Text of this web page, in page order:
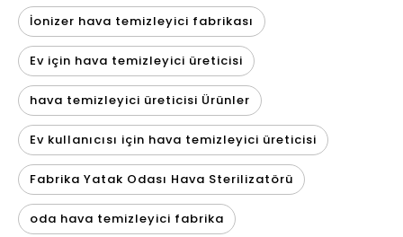
İonizer hava temizleyici fabrikası
Ev için hava temizleyici üreticisi
hava temizleyici üreticisi Ürünler
Ev kullanıcısı için hava temizleyici üreticisi
Fabrika Yatak Odası Hava Sterilizatörü
oda hava temizleyici fabrika